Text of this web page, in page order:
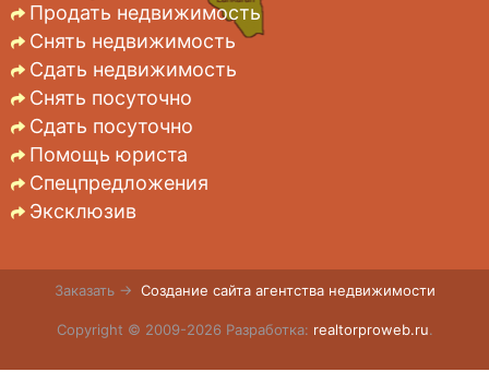
Продать недвижимость
Снять недвижимость
Сдать недвижимость
Снять посуточно
Сдать посуточно
Помощь юриста
Спецпредложения
Эксклюзив
Заказать → Создание сайта агентства недвижимости
Copyright © 2009-2026 Разработка: realtorproweb.ru.